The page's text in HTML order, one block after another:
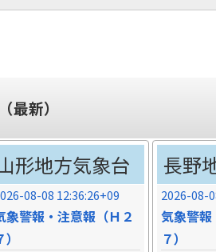
最新）
形地方気象台
08-08 12:36:26+09
象警報・注意報（Ｈ２
）
長野
2026-08-
気象警報
７）